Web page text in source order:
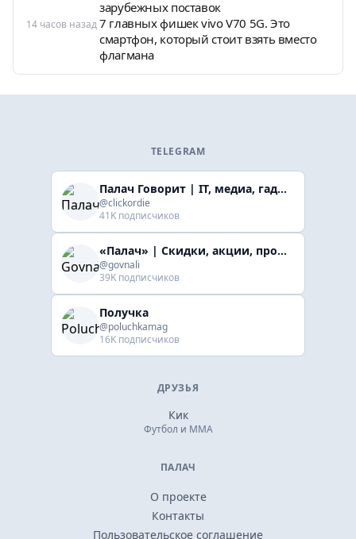
зарубежных поставок
14 часов назад7 главных фишек vivo V70 5G. Это
смартфон, который стоит взять вместо
флагмана
TELEGRAM
Палач Говорит | IT, медиа, гaджеты, скидки
@clickordie
41K подписчиков
«Палач» | Скидки, акции, промокоды
@govnali
39K подписчиков
Получка
@poluchkamag
16K подписчиков
ДРУЗЬЯ
Кик
Футбол и ММА
ПАЛАЧ
О проекте
Контакты
Пользовательское соглашение